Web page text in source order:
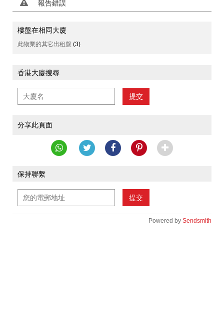
報告錯誤
樓盤在相同大廈
此物業的其它出租盤 (3)
香港大廈搜尋
提交
分享此頁面
保持聯繫
提交
Powered by Sendsmith